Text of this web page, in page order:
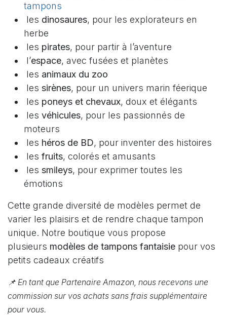
tampons
les dinosaures, pour les explorateurs en
herbe
les pirates, pour partir à l’aventure
l’espace, avec fusées et planètes
les animaux du zoo
les sirènes, pour un univers marin féerique
les poneys et chevaux, doux et élégants
les véhicules, pour les passionnés de
moteurs
les héros de BD, pour inventer des histoires
les fruits, colorés et amusants
les smileys, pour exprimer toutes les
émotions
Cette grande diversité de modèles permet de
varier les plaisirs et de rendre chaque tampon
unique. Notre boutique vous propose
plusieurs modèles de tampons fantaisie pour vos
petits cadeaux créatifs
📌 En tant que Partenaire Amazon, nous recevons une
commission sur vos achats sans frais supplémentaire
pour vous.